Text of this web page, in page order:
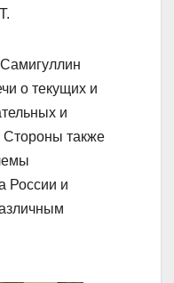
о текущих и
и
Стороны также
России и